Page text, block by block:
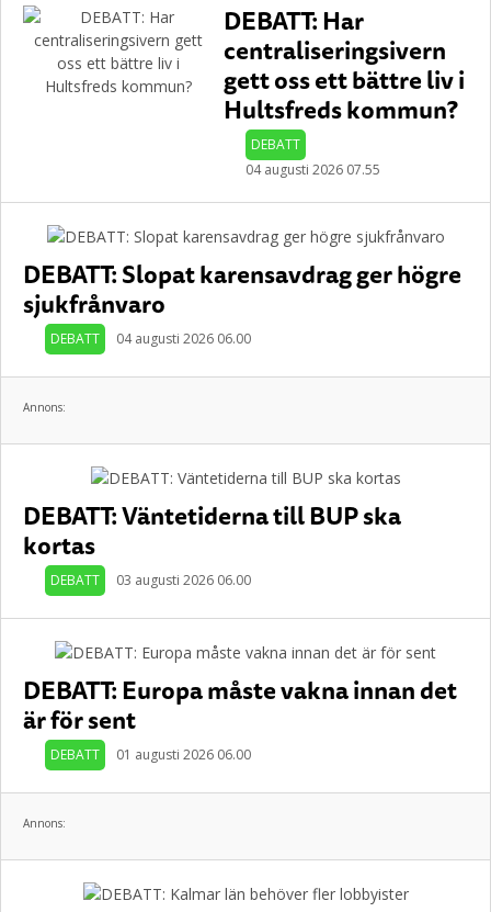
DEBATT: Har
centraliseringsivern
gett oss ett bättre liv i
Hultsfreds kommun?
DEBATT
04 augusti 2026 07.55
DEBATT: Slopat karensavdrag ger högre
sjukfrånvaro
DEBATT 04 augusti 2026 06.00
Annons:
DEBATT: Väntetiderna till BUP ska
kortas
DEBATT 03 augusti 2026 06.00
DEBATT: Europa måste vakna innan det
är för sent
DEBATT 01 augusti 2026 06.00
Annons: